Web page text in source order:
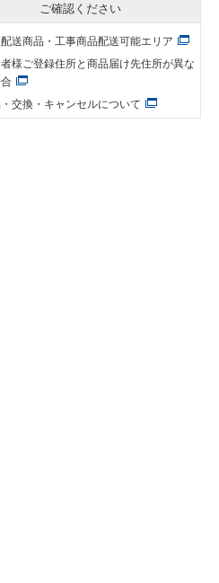
ご確認ください
送商品・工事商品配送可能エリア
様ご登録住所と商品届け先住所が異な
交換・キャンセルについて